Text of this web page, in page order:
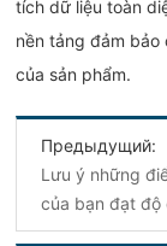
tích dữ liệu toàn
nền tảng đảm
của sản phẩm.
Предыдущий:
Lưu ý những
của bạn đạt độ